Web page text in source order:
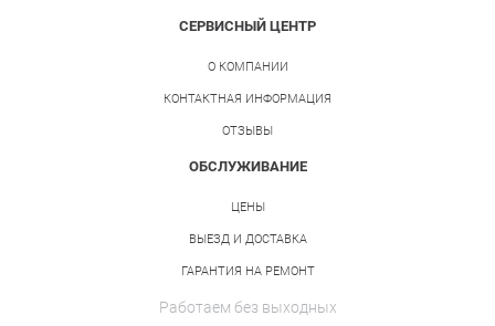
СЕРВИСНЫЙ ЦЕНТР
О КОМПАНИИ
КОНТАКТНАЯ ИНФОРМАЦИЯ
ОТЗЫВЫ
ОБСЛУЖИВАНИЕ
ЦЕНЫ
ВЫЕЗД И ДОСТАВКА
ГАРАНТИЯ НА РЕМОНТ
Работаем без выходных